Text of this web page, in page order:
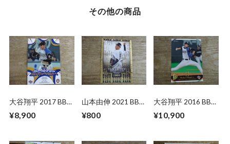
その他の商品
大谷翔平 2017 BBM
¥8,900
山本由伸 2021 BBM
¥800
大谷翔平 2016 BBM
利】
¥10,900